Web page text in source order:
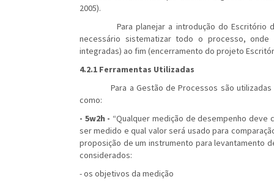
2005).
Para planejar a introdução do Escritório de
necessário sistematizar todo o processo,
integradas) ao fim (encerramento do projeto
4.2.1 Ferramentas Utilizadas
Para a Gestão de Processos são utilizadas
como:
- 5w2h - “Qualquer medição de desempenho
ser medido e qual valor será usado para
proposição de um instrumento para levantamento
considerados:
- os objetivos da medição